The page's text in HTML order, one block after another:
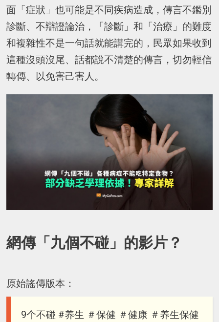
面「症狀」也可能是不同疾病造成，傳言不鑑別
診斷、不辯證論治，「診斷」和「治療」的難度
和複雜性不是一句話就能講完的，民眾如果收到
這種沒頭沒尾、話都說不清楚的傳言，切勿輕信
轉傳、以免害己害人。
網傳「九個不碰」的影片？
原始謠傳版本：
9个不碰 #养生 ＃保健 ＃健康 ＃养生保健